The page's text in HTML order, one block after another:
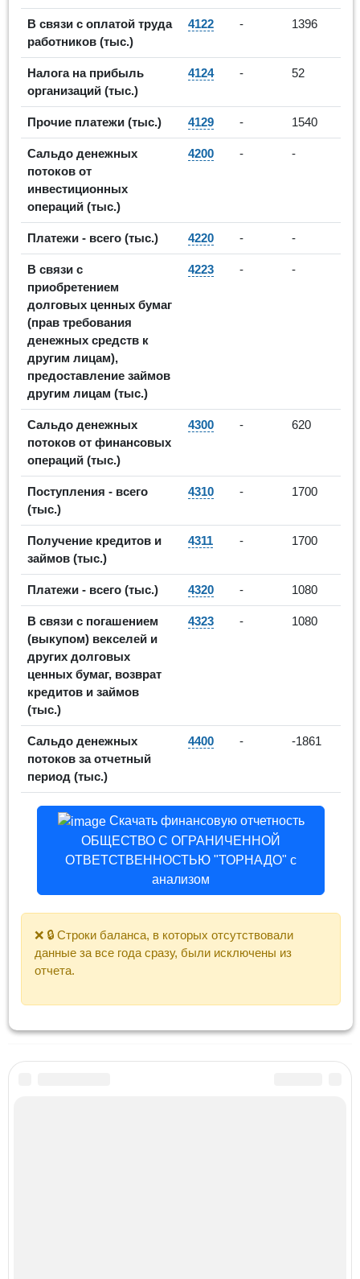
В связи с оплатой труда
работников (тыс.)
4122 - 1396
Налога на прибыль
организаций (тыс.)
4124 - 52
Прочие платежи (тыс.) 4129 - 1540
Сальдо денежных
потоков от
инвестиционных
операций (тыс.)
4200 - -
Платежи - всего (тыс.) 4220 - -
В связи с
приобретением
долговых ценных бумаг
(прав требования
денежных средств к
другим лицам),
предоставление займов
другим лицам (тыс.)
4223 - -
Сальдо денежных
потоков от финансовых
операций (тыс.)
4300 - 620
Поступления - всего
(тыс.)
4310 - 1700
Получение кредитов и
займов (тыс.)
4311 - 1700
Платежи - всего (тыс.) 4320 - 1080
В связи с погашением
(выкупом) векселей и
других долговых
ценных бумаг, возврат
кредитов и займов
(тыс.)
4323 - 1080
Сальдо денежных
потоков за отчетный
период (тыс.)
4400 - -1861
Скачать финансовую отчетность
ОБЩЕСТВО С ОГРАНИЧЕННОЙ
ОТВЕТСТВЕННОСТЬЮ "ТОРНАДО" с
анализом
❌ 🔒 Строки баланса, в которых отсутствовали
данные за все года сразу, были исключены из
отчета.